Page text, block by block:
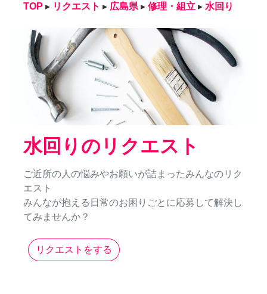
TOP ▸ リクエスト ▸ 広島県 ▸ 修理・組立 ▸ 水回り
水回りのリクエスト
ご近所の人の悩みやお願いが詰まったみんなのリク
エスト
みんなが抱える日常のお困りごとに応募して解決し
てみませんか？
リクエストをする